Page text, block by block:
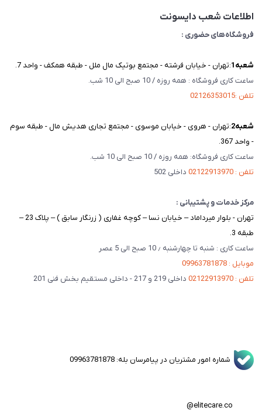
اطلاعات شعب دایسونت
فروشگاه‌های حضوری :
شعبه‌1 :تهران - خیابان فرشته - مجتمع بوتیک مال ملل - طبقه همکف - واحد 7.
ساعت کاری فروشگاه : همه روزه / 10 صبح الی 10 شب.
تلفن :02126353015
شعبه‌2 :تهران - هروی - خیابان موسوی - مجتمع تجاری هدیش مال - طبقه سوم
- واحد 367.
ساعت کاری فروشگاه: همه روزه / 10 صبح الی 10 شب.
تلفن : 02122913970
داخلی 502
مرکز خدمات و پشتیبانی :
تهران - بلوار میرداماد – خیابان نسا – کوچه غفاری ( زرنگار سابق ) – پلاک 23 –
طبقه 3.
ساعت کاری : شنبه تا چهارشنبه ٫ 10 صبح الی 5 عصر
موبایل : 09963781878
تلفن : 02122913970
داخلی 219 و 217 - داخلی مستقیم بخش فنی 201
شماره امور مشتریان در پیامرسان بله: 09963781878